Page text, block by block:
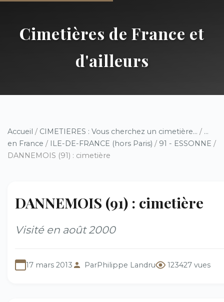
Cimetières de France et
d'ailleurs
Accueil / CIMETIERES : Vous cherchez un cimetière... / ...
en France / ILE-DE-FRANCE (hors Paris) / 91 - ESSONNE /
DANNEMOIS (91) : cimetière
DANNEMOIS (91) : cimetière
Visité en août 2000
17 mars 2013 ParPhilippe Landru 123427 vues